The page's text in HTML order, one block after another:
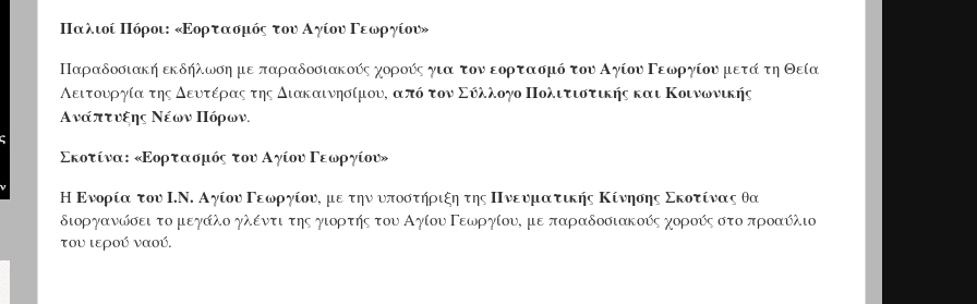
Παλιοί Πόροι: «Εορτασμός του Αγίου Γεωργίου»
Παραδοσιακή εκδήλωση με παραδοσιακούς χορούς για τον εορτασμό του Αγίου Γεωργίου μετά τη Θεία
Λειτουργία της Δευτέρας της Διακαινησίμου, από τον Σύλλογο Πολιτιστικής και Κοινωνικής
Ανάπτυξης Νέων Πόρων.
Σκοτίνα: «Εορτασμός του Αγίου Γεωργίου»
Η Ενορία του Ι.Ν. Αγίου Γεωργίου, με την υποστήριξη της Πνευματικής Κίνησης Σκοτίνας θα
διοργανώσει το μεγάλο γλέντι της γιορτής του Αγίου Γεωργίου, με παραδοσιακούς χορούς στο προαύλιο
του ιερού ναού.